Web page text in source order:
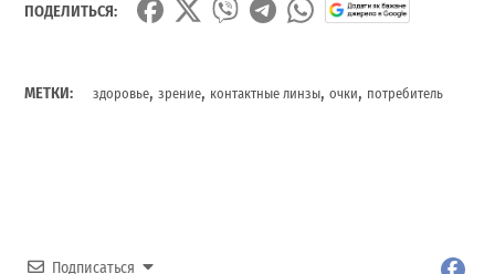
ПОДЕЛИТЬСЯ:
МЕТКИ: здоровье,зрение, контактные линзы,очки, потребитель
Подписаться